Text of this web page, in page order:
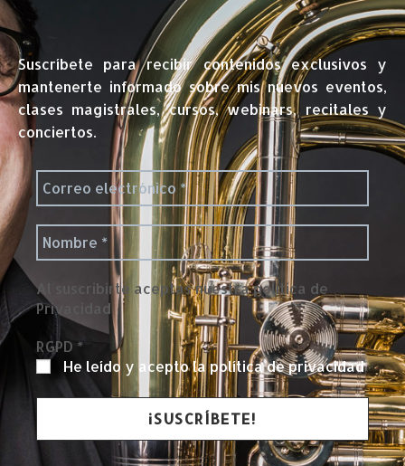
Suscríbete para recibir contenidos exclusivos y
mantenerte informado sobre mis nuevos eventos,
clases magistrales, cursos, webinars, recitales y
conciertos.
Al suscribirte aceptas nuestra política de
Privacidad
RGPD *
He leído y acepto la política de privacidad